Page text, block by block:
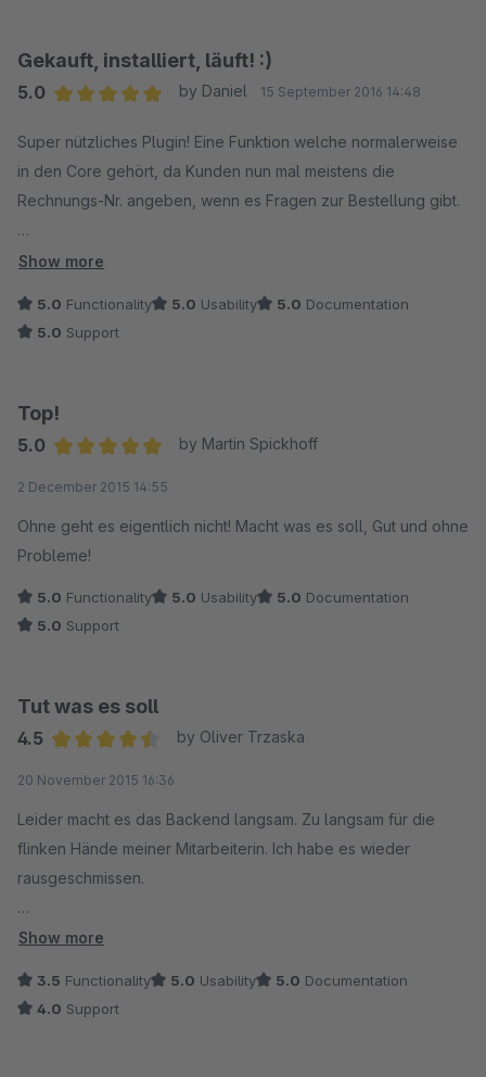
Gekauft, installiert, läuft! :)
5.0
by Daniel 15 September 2016 14:48
Super nützliches Plugin! Eine Funktion welche normalerweise
in den Core gehört, da Kunden nun mal meistens die
Rechnungs-Nr. angeben, wenn es Fragen zur Bestellung gibt.
Das Plugin löst das Problemchen aber einwandfrei und das zu
langsamer wird, kann ich nicht sagen, läuft alles genauso
schnell wie ohne dem Plugin auch.
Show more
5.0 Functionality 5.0 Usability 5.0 Documentation
5.0 Support
Top!
5.0
by Martin Spickhoff
2 December 2015 14:55
Ohne geht es eigentlich nicht! Macht was es soll, Gut und ohne
Probleme!
5.0 Functionality 5.0 Usability 5.0 Documentation
5.0 Support
Tut was es soll
4.5
by Oliver Trzaska
20 November 2015 16:36
Leider macht es das Backend langsam. Zu langsam für die
flinken Hände meiner Mitarbeiterin. Ich habe es wieder
rausgeschmissen.
Die Idee ist aber gut, und ich finde es vollkommen
Rechnungsnummer suchen kann. Da dies die Nummer ist, die
Show more
3.5 Functionality 5.0 Usability 5.0 Documentation
4.0 Support